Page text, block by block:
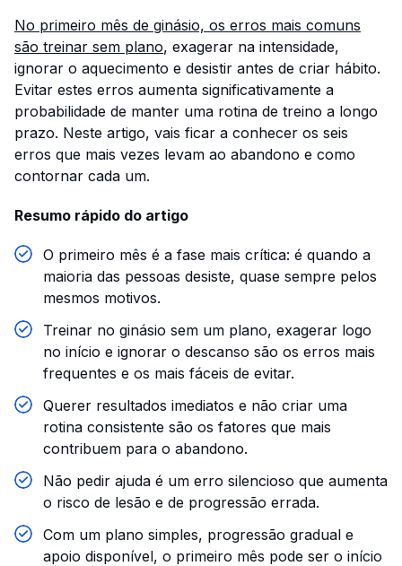
No primeiro mês de ginásio, os erros mais comuns
são treinar sem plano, exagerar na intensidade,
ignorar o aquecimento e desistir antes de criar hábito.
Evitar estes erros aumenta significativamente a
probabilidade de manter uma rotina de treino a longo
prazo. Neste artigo, vais ficar a conhecer os seis
erros que mais vezes levam ao abandono e como
contornar cada um.
Resumo rápido do artigo
O primeiro mês é a fase mais crítica: é quando a
maioria das pessoas desiste, quase sempre pelos
mesmos motivos.
Treinar no ginásio sem um plano, exagerar logo
no início e ignorar o descanso são os erros mais
frequentes e os mais fáceis de evitar.
Querer resultados imediatos e não criar uma
rotina consistente são os fatores que mais
contribuem para o abandono.
Não pedir ajuda é um erro silencioso que aumenta
o risco de lesão e de progressão errada.
Com um plano simples, progressão gradual e
apoio disponível, o primeiro mês pode ser o início